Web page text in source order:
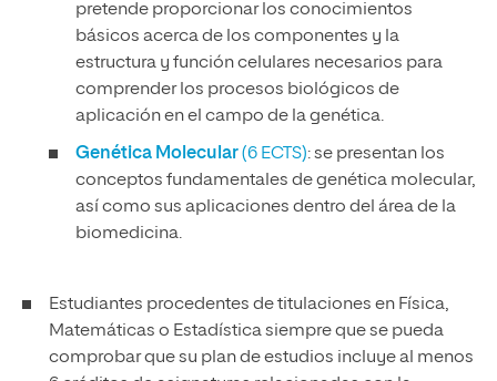
pretende proporcionar los conocimientos
básicos acerca de los componentes y la
estructura y función celulares necesarios para
comprender los procesos biológicos de
aplicación en el campo de la genética.
Genética Molecular(6 ECTS): se presentan los
conceptos fundamentales de genética molecular,
así como sus aplicaciones dentro del área de la
biomedicina.
Estudiantes procedentes de titulaciones en Física,
Matemáticas o Estadística siempre que se pueda
comprobar que su plan de estudios incluye al menos